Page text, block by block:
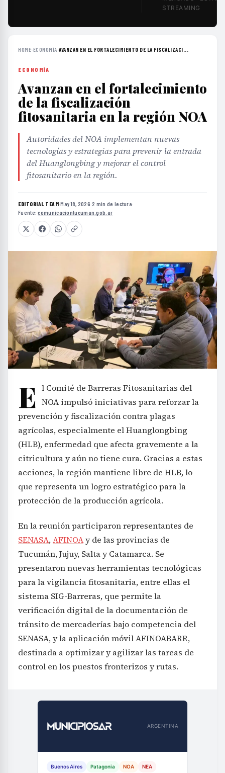
STREAMING
HOME›ECONOMÍA›AVANZAN EN EL FORTALECIMIENTO DE LA FISCALIZACI...
ECONOMÍA
Avanzan en el fortalecimiento
de la fiscalización
fitosanitaria en la región NOA
Autoridades del NOA implementan nuevas
tecnologías y estrategias para prevenir la entrada
del Huanglongbing y mejorar el control
fitosanitario en la región.
EDITORIAL TEAM·May 18, 2026·2 min de lectura·
Fuente:comunicaciontucuman.gob.ar
E l Comité de Barreras Fitosanitarias del
NOA impulsó iniciativas para reforzar la
prevención y fiscalización contra plagas
agrícolas, especialmente el Huanglongbing
(HLB), enfermedad que afecta gravemente a la
citricultura y aún no tiene cura. Gracias a estas
acciones, la región mantiene libre de HLB, lo
que representa un logro estratégico para la
protección de la producción agrícola.
En la reunión participaron representantes de
SENASA,AFINOAy de las provincias de
Tucumán, Jujuy, Salta y Catamarca. Se
presentaron nuevas herramientas tecnológicas
para la vigilancia fitosanitaria, entre ellas el
sistema SIG-Barreras, que permite la
verificación digital de la documentación de
tránsito de mercaderías bajo competencia del
SENASA, y la aplicación móvil AFINOABARR,
destinada a optimizar y agilizar las tareas de
control en los puestos fronterizos y rutas.
ARGENTINA
Buenos Aires Patagonia NOA NEA